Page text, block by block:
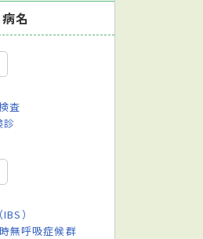
名
査
診
）
無呼吸症候群